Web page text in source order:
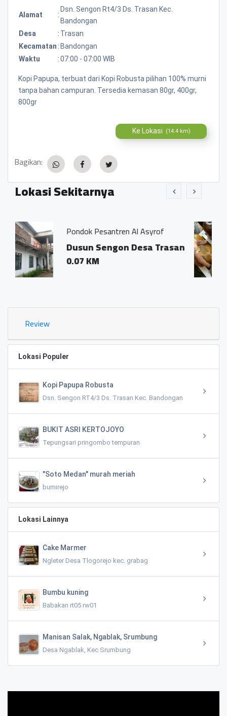
Alamat :
Dsn. Sengon Rt4/3 Ds. Trasan Kec.
Bandongan
Desa
: Trasan
Kecamatan : Bandongan
Waktu
:07:00 - 07:00 WIB
Kopi Papupa, terbuat dari Kopi Robusta pilihan 100% murni
tanpa bahan campuran. Tersedia kemasan 80gr, 400gr,
800gr
Ke Lokasi (14.4 km)
Bagikan:
Lokasi Sekitarnya
Al Asyrof
Desa Trasan
Jamu Tradisisional
Dsn. Sengon
Trasan Kec.
Review
Lokasi Populer
Kopi Papupa Robusta
Dsn. Sengon RT4/3 Ds. Trasan Kec. Bandongan
BUKIT ASRI KERTOJOYO
Tepungsari pringombo tempuran
"Soto Medan" murah meriah
bumirejo
Lokasi Lainnya
Cake Marmer
Ngleter Desa Tlogorejo kec. grabag
Bumbu kuning
Babakan rt05 rw01
Manisan Salak, Ngablak, Srumbung
Desa Ngablak, Kec Srumbung